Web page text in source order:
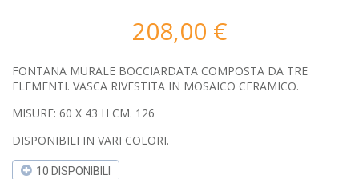
208,00 €
FONTANA MURALE BOCCIARDATA COMPOSTA DA TRE
ELEMENTI. VASCA RIVESTITA IN MOSAICO CERAMICO.
MISURE: 60 X 43 H CM. 126
DISPONIBILI IN VARI COLORI.
10 DISPONIBILI